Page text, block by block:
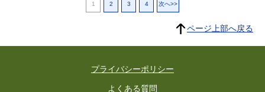
1 2 3 4 次へ>>
ページ上部へ戻る
プライバシーポリシー
よくある質問